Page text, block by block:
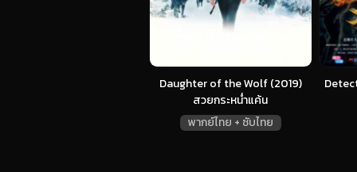
Daughter of the Wolf (2019)
สวยกระหน่ำแค้น
พากย์ไทย + ซับไทย